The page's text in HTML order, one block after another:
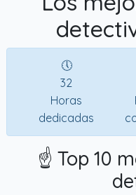
🕔
32
Horas
dedicadas
☝️ Top 10